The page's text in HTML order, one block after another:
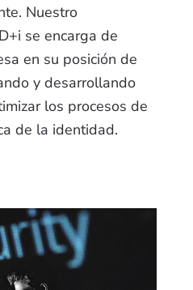
Nuestro
se encarga de
en su posición de
y desarrollando
los procesos de
de la identidad.